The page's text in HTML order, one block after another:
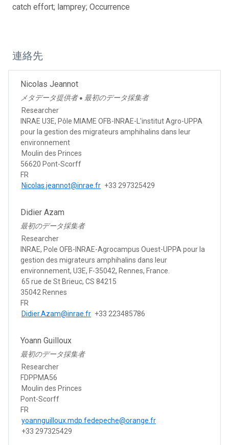
catch effort; lamprey; Occurrence
連絡先
Nicolas Jeannot
メタデータ提供者 ● 最初のデータ採集者
Researcher
INRAE U3E, Pôle MIAME OFB-INRAE-L'institut Agro-UPPA
pour la gestion des migrateurs amphihalins dans leur
environnement
Moulin des Princes
56620 Pont-Scorff
FR
Nicolas.jeannot@inrae.fr +33 297325429
Didier Azam
最初のデータ採集者
Researcher
INRAE, Pole OFB-INRAE-Agrocampus Ouest-UPPA pour la
gestion des migrateurs amphihalins dans leur
environnement, U3E, F-35042, Rennes, France.
65 rue de St Brieuc, CS 84215
35042 Rennes
FR
Didier.Azam@inrae.fr +33 223485786
Yoann Guilloux
最初のデータ採集者
Researcher
FDPPMA56
Moulin des Princes
Pont-Scorff
FR
yoannguilloux.mdp.fedepeche@orange.fr
+33 297325429